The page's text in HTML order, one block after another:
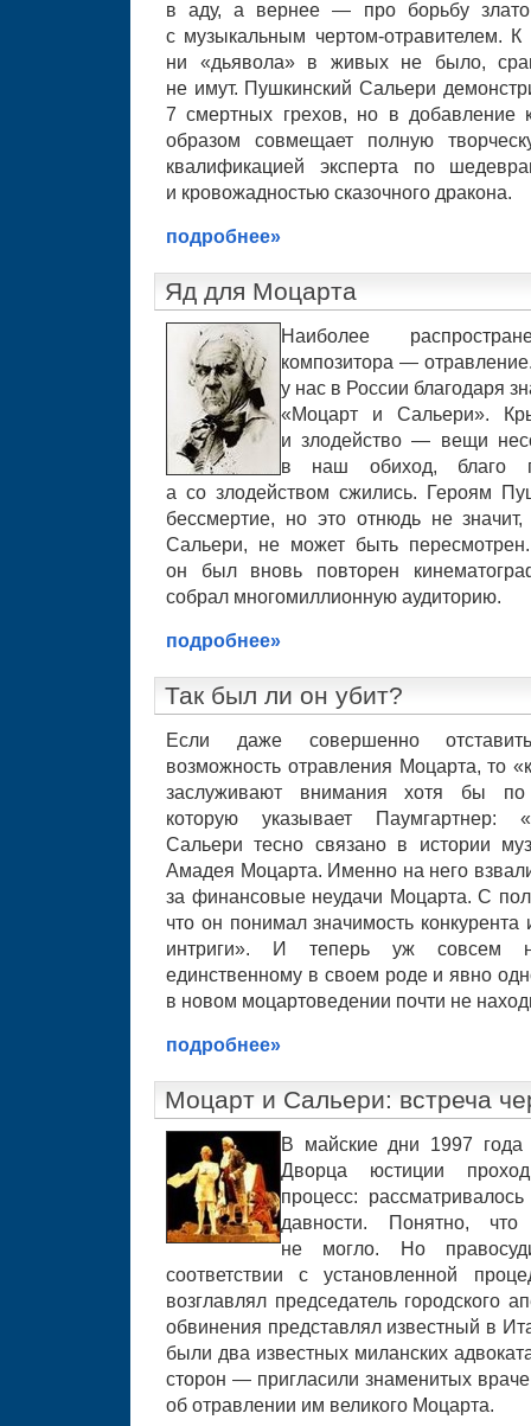
в аду, а вернее — про борьбу
с музыкальным чертом-отравителем.
ни «дьявола» в живых не было,
не имут. Пушкинский Сальери
7 смертных грехов, но в
образом совмещает полную
квалификацией эксперта по
и кровожадностью сказочного дракона.
подробнее»
Яд для Моцарта
Наиболее
композитора —
у нас в России благодаря
«Моцарт и Сальери».
и злодейство — вещи
в наш обиход, благо
а со злодейством сжились. Героям
бессмертие, но это отнюдь не
Сальери, не может быть
он был вновь повторен
собрал многомиллионную аудиторию.
подробнее»
Так был ли он убит?
Если даже совершенно
возможность отравления Моцарта, то
заслуживают внимания хотя бы
которую указывает Паумгартнер:
Сальери тесно связано в истории
Амадея Моцарта. Именно на него
за финансовые неудачи Моцарта. С
что он понимал значимость
интриги». И теперь уж совсем
единственному в своем роде и явно
в новом моцартоведении почти не
подробнее»
Моцарт и Сальери: встреча
В майские дни 1997
Дворца юстиции
процесс:
давности. Понятно,
не могло. Но
соответствии с установленной
возглавлял председатель городского
обвинения представлял известный в
были два известных миланских
сторон — пригласили знаменитых
об отравлении им великого Моцарта.